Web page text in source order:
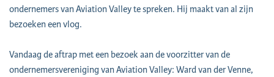
ondernemers van Aviation Valley te spreken. Hij maakt van al zijn
bezoeken een vlog.
Vandaag de aftrap met een bezoek aan de voorzitter van de
ondernemersvereniging van Aviation Valley: Ward van der Venne,